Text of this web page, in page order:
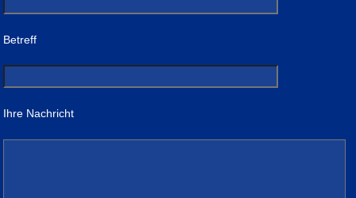
Betreff
Ihre Nachricht